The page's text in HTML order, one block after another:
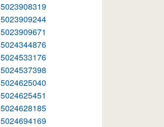
5023908319
5023909244
5023909671
5024344876
5024533176
5024537398
5024625040
5024625451
5024628185
5024694169